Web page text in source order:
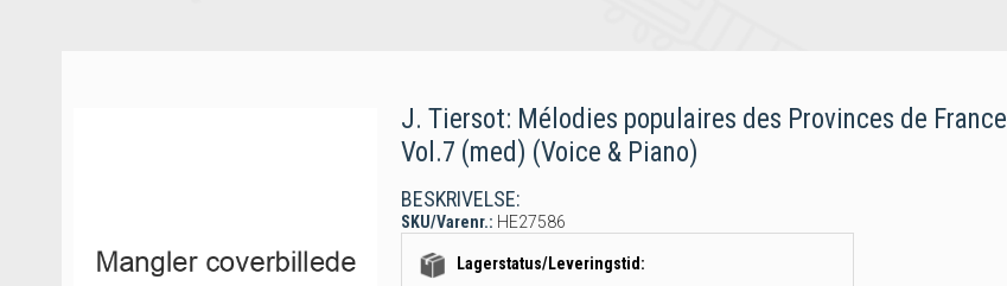
J. Tiersot: Mélodies populaires des Provinces de France
Vol.7 (med) (Voice & Piano)
BESKRIVELSE:
SKU/Varenr.: HE27586
Lagerstatus/Leveringstid: